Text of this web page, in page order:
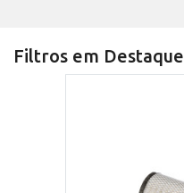
Filtros em Destaque